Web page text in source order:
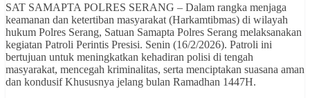
SAT SAMAPTA POLRES SERANG – Dalam rangka menjaga
keamanan dan ketertiban masyarakat (Harkamtibmas) di wilayah
hukum Polres Serang, Satuan Samapta Polres Serang melaksanakan
kegiatan Patroli Perintis Presisi. Senin (16/2/2026). Patroli ini
bertujuan untuk meningkatkan kehadiran polisi di tengah
masyarakat, mencegah kriminalitas, serta menciptakan suasana aman
dan kondusif Khususnya jelang bulan Ramadhan 1447H.